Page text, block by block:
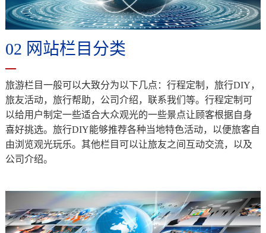
02 网站栏目分类
旅游栏目一般可以大致分为以下几点：行程定制，旅行DIY，
旅友活动，旅行帮助，公司介绍，联系我们等。行程定制可
以给用户制定一些适合大众观光的一些景点让顾客根据自身
喜好挑选。旅行DIY能够推荐各种当地特色活动，以便旅客自
由浏览观光玩乐。其他栏目可以让旅友之间互动交流，以及
公司介绍。